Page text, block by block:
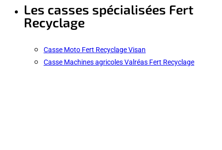
Les casses spécialisées Fert
Recyclage
Casse Moto Fert Recyclage Visan
Casse Machines agricoles Valréas Fert Recyclage